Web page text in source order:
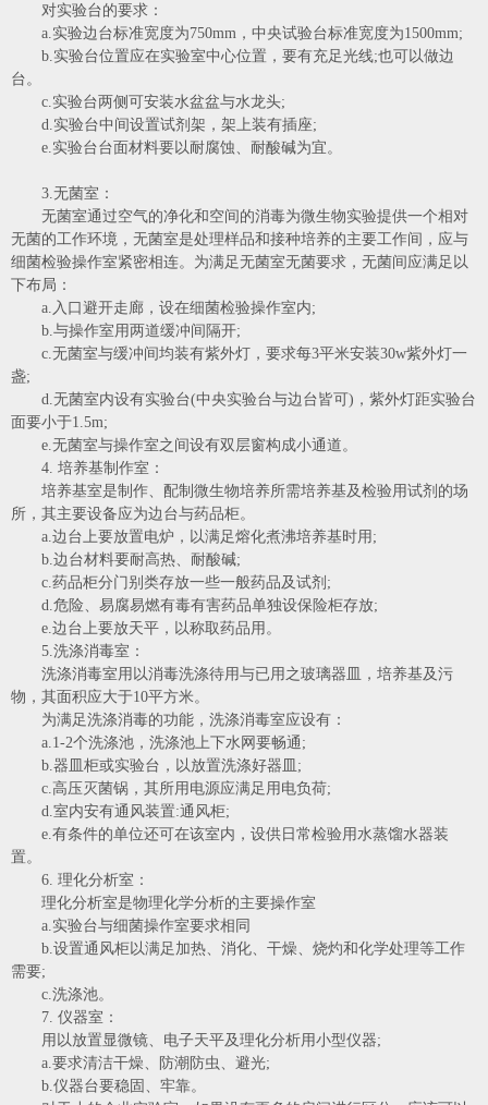
对实验台的要求：
a.实验边台标准宽度为750mm，中央试验台标准宽度为1500mm;
b.实验台位置应在实验室中心位置，要有充足光线;也可以做边
台。
c.实验台两侧可安装水盆盆与水龙头;
d.实验台中间设置试剂架，架上装有插座;
e.实验台台面材料要以耐腐蚀、耐酸碱为宜。
3.无菌室：
无菌室通过空气的净化和空间的消毒为微生物实验提供一个相对
无菌的工作环境，无菌室是处理样品和接种培养的主要工作间，应与
细菌检验操作室紧密相连。为满足无菌室无菌要求，无菌间应满足以
下布局：
a.入口避开走廊，设在细菌检验操作室内;
b.与操作室用两道缓冲间隔开;
c.无菌室与缓冲间均装有紫外灯，要求每3平米安装30w紫外灯一
盏;
d.无菌室内设有实验台(中央实验台与边台皆可)，紫外灯距实验台
面要小于1.5m;
e.无菌室与操作室之间设有双层窗构成小通道。
4. 培养基制作室：
培养基室是制作、配制微生物培养所需培养基及检验用试剂的场
所，其主要设备应为边台与药品柜。
a.边台上要放置电炉，以满足熔化煮沸培养基时用;
b.边台材料要耐高热、耐酸碱;
c.药品柜分门别类存放一些一般药品及试剂;
d.危险、易腐易燃有毒有害药品单独设保险柜存放;
e.边台上要放天平，以称取药品用。
5.洗涤消毒室：
洗涤消毒室用以消毒洗涤待用与已用之玻璃器皿，培养基及污
物，其面积应大于10平方米。
为满足洗涤消毒的功能，洗涤消毒室应设有：
a.1-2个洗涤池，洗涤池上下水网要畅通;
b.器皿柜或实验台，以放置洗涤好器皿;
c.高压灭菌锅，其所用电源应满足用电负荷;
d.室内安有通风装置:通风柜;
e.有条件的单位还可在该室内，设供日常检验用水蒸馏水器装
置。
6. 理化分析室：
理化分析室是物理化学分析的主要操作室
a.实验台与细菌操作室要求相同
b.设置通风柜以满足加热、消化、干燥、烧灼和化学处理等工作
需要;
c.洗涤池。
7. 仪器室：
用以放置显微镜、电子天平及理化分析用小型仪器;
a.要求清洁干燥、防潮防虫、避光;
b.仪器台要稳固、牢靠。